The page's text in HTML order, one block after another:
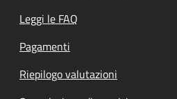
Leggi le FAQ
Pagamenti
Riepilogo valutazioni